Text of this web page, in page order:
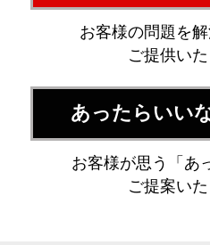
お客様の問題を
ご提供いた
あったらいい
お客様が思う「あ
ご提案いた